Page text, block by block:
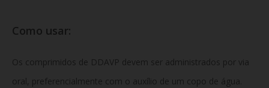
Como usar:
Os comprimidos de DDAVP devem ser administrados por via
oral, preferencialmente com o auxílio de um copo de água.